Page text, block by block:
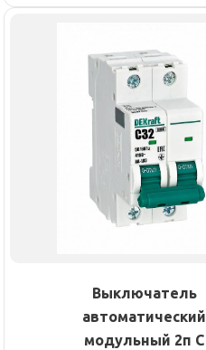
Выключатель
автоматический
модульный 2п C